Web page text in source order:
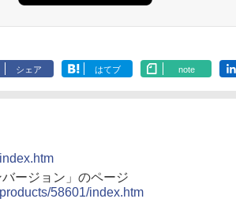
シェア はてブ note
ージョン」のページ
58601/index.htm